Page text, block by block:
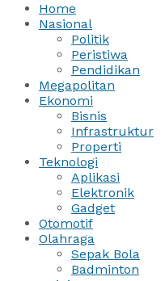
Home
Nasional
Politik
Peristiwa
Pendidikan
Megapolitan
Ekonomi
Bisnis
Infrastruktur
Properti
Teknologi
Aplikasi
Elektronik
Gadget
Otomotif
Olahraga
Sepak Bola
Badminton